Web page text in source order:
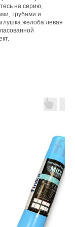
на серию,
трубами и
желоба левая